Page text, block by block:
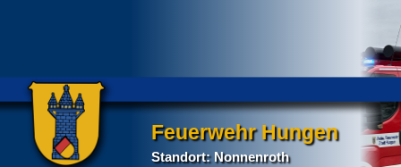
Feuerwehr Hungen
Standort: Nonnenroth